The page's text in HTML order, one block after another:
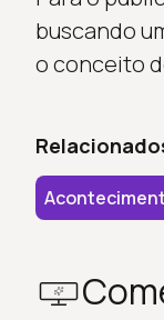
buscando
o conceito